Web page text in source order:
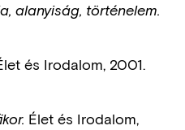
alanyiság, történelem.
és Irodalom, 2001.
Élet és Irodalom,